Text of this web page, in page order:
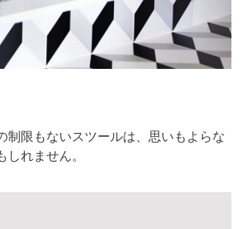
制限もないスツールは、思いもよらな
しれません。